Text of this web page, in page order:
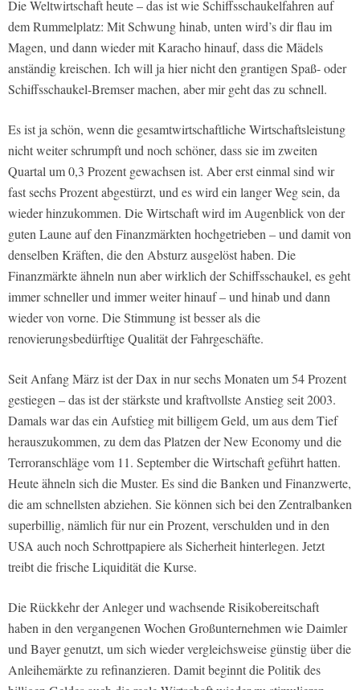
Die Weltwirtschaft heute – das ist wie Schiffsschaukelfahren auf
dem Rummelplatz: Mit Schwung hinab, unten wird’s dir flau im
Magen, und dann wieder mit Karacho hinauf, dass die Mädels
anständig kreischen. Ich will ja hier nicht den grantigen Spaß- oder
Schiffsschaukel-Bremser machen, aber mir geht das zu schnell.
Es ist ja schön, wenn die gesamtwirtschaftliche Wirtschaftsleistung
nicht weiter schrumpft und noch schöner, dass sie im zweiten
Quartal um 0,3 Prozent gewachsen ist. Aber erst einmal sind wir
fast sechs Prozent abgestürzt, und es wird ein langer Weg sein, da
wieder hinzukommen. Die Wirtschaft wird im Augenblick von der
guten Laune auf den Finanzmärkten hochgetrieben – und damit von
denselben Kräften, die den Absturz ausgelöst haben. Die
Finanzmärkte ähneln nun aber wirklich der Schiffsschaukel, es geht
immer schneller und immer weiter hinauf – und hinab und dann
wieder von vorne. Die Stimmung ist besser als die
renovierungsbedürftige Qualität der Fahrgeschäfte.
Seit Anfang März ist der Dax in nur sechs Monaten um 54 Prozent
gestiegen – das ist der stärkste und kraftvollste Anstieg seit 2003.
Damals war das ein Aufstieg mit billigem Geld, um aus dem Tief
herauszukommen, zu dem das Platzen der New Economy und die
Terroranschläge vom 11. September die Wirtschaft geführt hatten.
Heute ähneln sich die Muster. Es sind die Banken und Finanzwerte,
die am schnellsten abziehen. Sie können sich bei den Zentralbanken
superbillig, nämlich für nur ein Prozent, verschulden und in den
USA auch noch Schrottpapiere als Sicherheit hinterlegen. Jetzt
treibt die frische Liquidität die Kurse.
Die Rückkehr der Anleger und wachsende Risikobereitschaft
haben in den vergangenen Wochen Großunternehmen wie Daimler
und Bayer genutzt, um sich wieder vergleichsweise günstig über die
Anleihemärkte zu refinanzieren. Damit beginnt die Politik des